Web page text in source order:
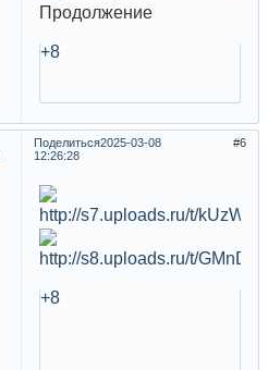
Продолжение
+8
Поделиться 6
2025-03-08
12:26:28
+8